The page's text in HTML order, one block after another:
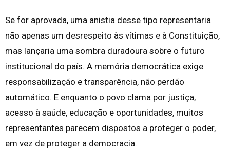
Se for aprovada, uma anistia desse tipo representaria
não apenas um desrespeito às vítimas e à Constituição,
mas lançaria uma sombra duradoura sobre o futuro
institucional do país. A memória democrática exige
responsabilização e transparência, não perdão
automático. E enquanto o povo clama por justiça,
acesso à saúde, educação e oportunidades, muitos
representantes parecem dispostos a proteger o poder,
em vez de proteger a democracia.